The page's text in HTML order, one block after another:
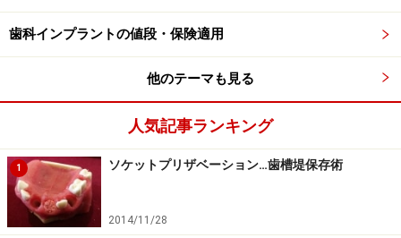
埋没歯抜歯では３DCTでの事前検査をしっかり行う
インプラントの埋入だけでなく、親知らずの抜歯などに
も活躍している3DCTで事前検査をしっかりとおこない
ます。埋伏歯抜歯の場合は骨を削る事がありますので事
前のデータ収集で削合する範囲を最小限に抑えられるよ
うにするのです。
歯科インプラントの値段・保険適用
他のテーマも見る
人気記事ランキング
1 ソケットプリザベーション…歯槽堤保存術
2014/11/28